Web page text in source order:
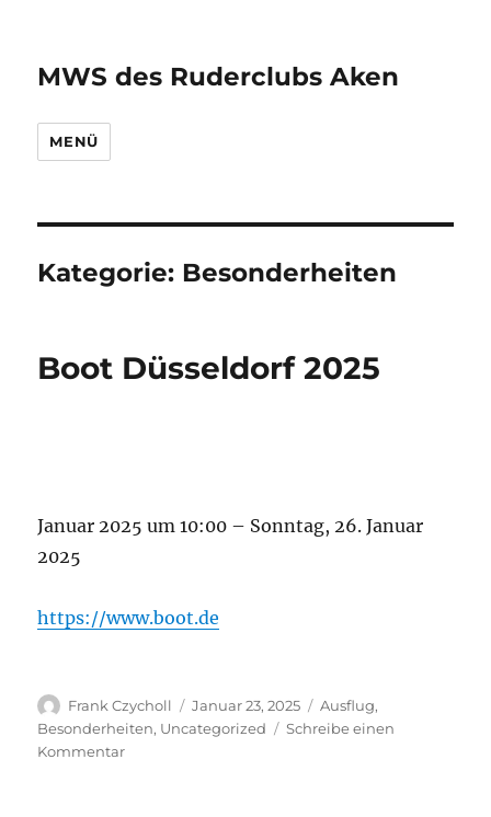
MWS des Ruderclubs Aken
MENÜ
Kategorie: Besonderheiten
Boot Düsseldorf 2025
Januar 2025 um 10:00 – Sonntag, 26. Januar
2025
https://www.boot.de
Autor
Frank Czycholl
Veröffentlicht
am
Januar 23, 2025 Kategorien
Ausflug,
Besonderheiten, Uncategorized
Schreibe einen
Kommentarzu